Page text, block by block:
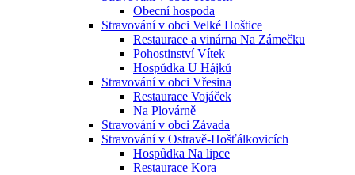
Obecní hospoda
Stravování v obci Velké Hoštice
Restaurace a vinárna Na Zámečku
Pohostinství Vítek
Hospůdka U Hájků
Stravování v obci Vřesina
Restaurace Vojáček
Na Plovárně
Stravování v obci Závada
Stravování v Ostravě-Hošťálkovicích
Hospůdka Na lipce
Restaurace Kora